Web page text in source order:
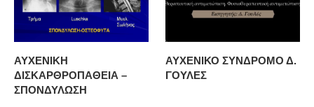
ΑΥΧΕΝΙΚΗ
ΔΙΣΚΑΡΘΡΟΠΑΘΕΙΑ –
ΣΠΟΝΔΥΛΩΣΗ
ΑΥΧΕΝΙΚΟ ΣΥΝΔΡΟΜΟ Δ.
ΓΟΥΛΕΣ